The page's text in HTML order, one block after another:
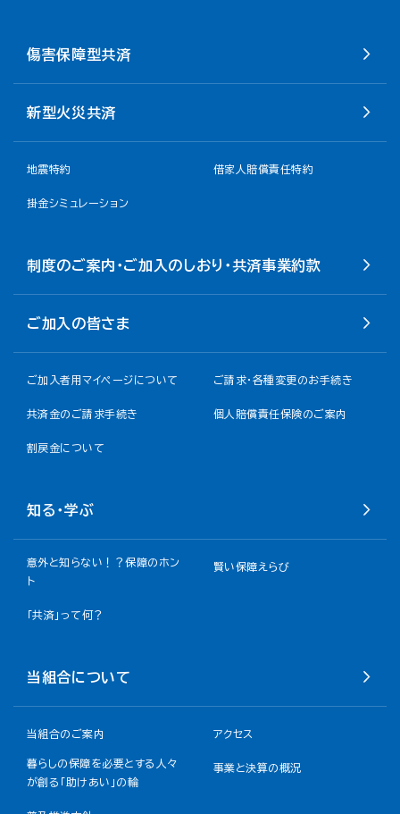
傷害保障型共済
新型火災共済
地震特約 借家人賠償責任特約
掛金シミュレーション
制度のご案内・ご加入のしおり・共済事業約款
ご加入の皆さま
ご加入者用マイページについて ご請求・各種変更のお手続き
共済金のご請求手続き 個人賠償責任保険のご案内
割戻金について​
知る・学ぶ
意外と知らない！？保障のホン
ト
賢い保障えらび
「共済」って何？
当組合について
当組合のご案内 アクセス
暮らしの保障を必要とする人々
が創る「助けあい」の輪
事業と決算の概況